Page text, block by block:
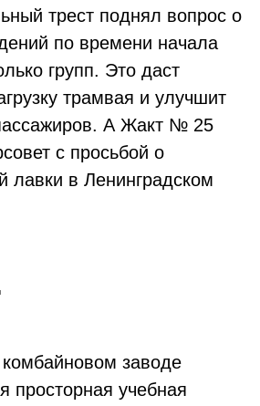
трест поднял вопрос о
по времени начала
групп. Это даст
трамвая и улучшит
А Жакт № 25
с просьбой о
лавки в Ленинградском
заводе
просторная учебная